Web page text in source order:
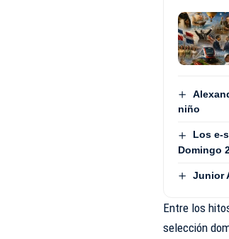
niño
Los e-
Domingo
Junior
Entre los
selección